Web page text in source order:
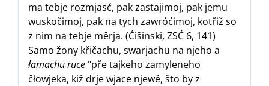
ma tebje rozmjasć, pak zastajimoj, pak jemu
wuskočimoj, pak na tych zawróćimoj, kotřiž so
z nim na tebje měrja. (Ćišinski, ZSĆ 6, 141)
Samo žony křičachu, swarjachu na njeho a
łamachu ruce "pře tajkeho zamyleneho
čłowjeka, kiž drje wjace njewě, što by z